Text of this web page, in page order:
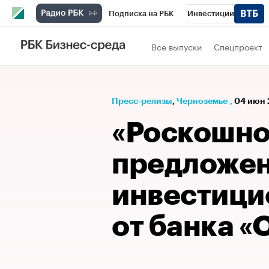
Подписка на РБК Инвестиции
РБК Вино
Проверка контрагентов
Все выпуски Спецпроект
Пресс-релизы⁠, Черноземье , 04 июн
от банка